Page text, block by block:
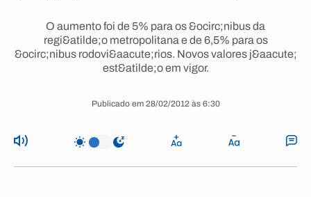
O aumento foi de 5% para os &ocirc;nibus da
regi&atilde;o metropolitana e de 6,5% para os
&ocirc;nibus rodovi&aacute;rios. Novos valores j&aacute;
est&atilde;o em vigor.
Publicado em 28/02/2012 às 6:30